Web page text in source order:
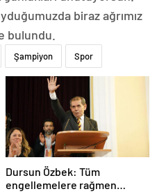
biraz ağrımız
bulundu.
Şampiyon Spor
Dursun Özbek: Tüm
engellemelere rağmen